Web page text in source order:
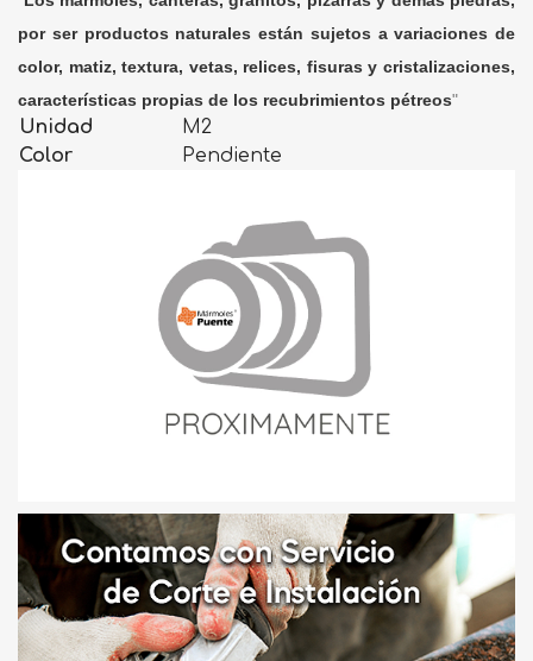
por ser productos naturales están sujetos a variaciones de
color, matiz, textura, vetas, relices, fisuras y cristalizaciones,
características propias de los recubrimientos pétreos"
Unidad
M2
Color
Pendiente